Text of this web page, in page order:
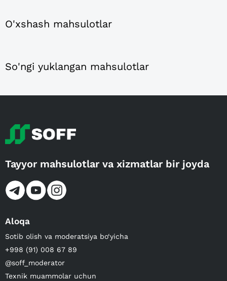
O'xshash mahsulotlar
So'ngi yuklangan mahsulotlar
Tayyor mahsulotlar va xizmatlar bir joyda
Aloqa
Sotib olish va moderatsiya bo‘yicha
+998 (91) 008 67 89
@soff_moderator
Texnik muammolar uchun